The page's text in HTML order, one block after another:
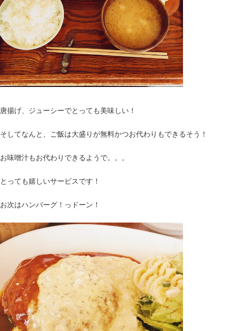
唐揚げ、ジューシーでとっても美味しい！
そしてなんと、ご飯は大盛りが無料かつお代わりもできるそう！
お味噌汁もお代わりできるようで。。。
とっても嬉しいサービスです！
お次はハンバーグ！っドーン！